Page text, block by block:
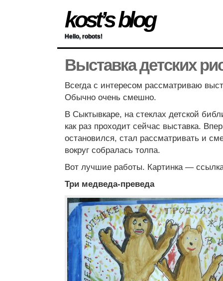
kost’s blog
Hello, robots!
Выставка детских
Всегда с интересом рассматриваю
Обычно очень смешно.
В Сыктывкаре, на стеклах детской
как раз проходит сейчас выставка.
остановился, стал рассматривать и
вокруг собралась толпа.
Вот лучшие работы. Картинка —
Три медведа-преведа